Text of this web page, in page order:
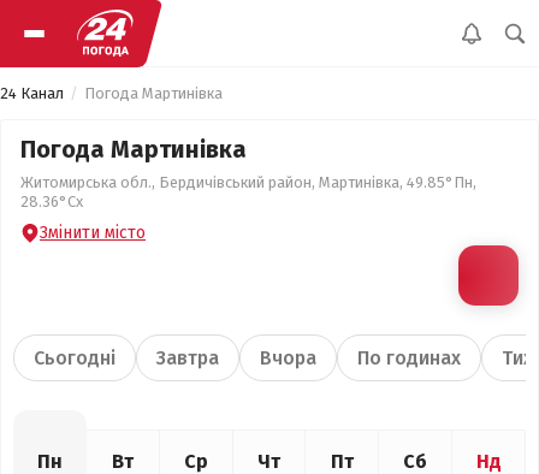
24 Канал Погода Мартинівка
Погода Мартинівка
Житомирська обл., Бердичівський район, Мартинівка, 49.85°Пн,
28.36°Сх
Змінити місто
Сьогодні Завтра Вчора По годинах
Пн Вт Ср Чт Пт Сб Нд